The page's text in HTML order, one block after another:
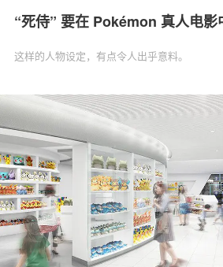
“死侍” 要在 Pokémon 真人电影
这样的人物设定，有点令人出乎意料。